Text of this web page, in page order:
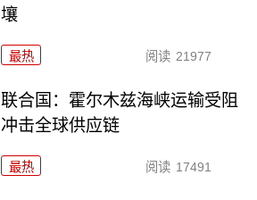
壤
最热 阅读 21977
联合国：霍尔木兹海峡运输受阻
冲击全球供应链
最热 阅读 17491